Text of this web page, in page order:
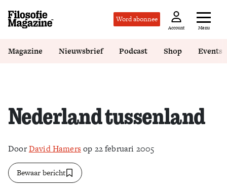
Word abonnee
Account Menu
Magazine Nieuwsbrief Podcast Shop Events
Nederland tussenland
DoorDavid Hamers op 22 februari 2005
Bewaar bericht